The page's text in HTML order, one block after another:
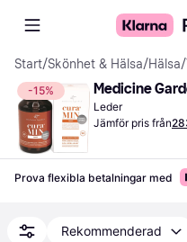
Start/Skönhet & Hälsa/Hälsa/
-15% Medicine
Leder
Jämför pris från
Prova flexibla betalningar med
Rekommenderad